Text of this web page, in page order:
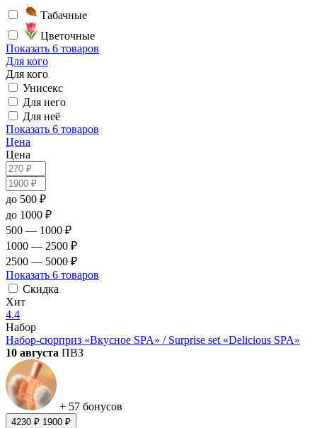
Табачные
Цветочные
Показать 6 товаров
Для кого
Для кого
Унисекс
Для него
Для неё
Показать 6 товаров
Цена
Цена
до 500 ₽
до 1000 ₽
500 — 1000 ₽
1000 — 2500 ₽
2500 — 5000 ₽
Показать 6 товаров
Скидка
Хит
4.4
Набор
Набор-сюрприз «Вкусное SPA» / Surprise set «Delicious SPA»
10 августа ПВЗ
+ 57 бонусов
4230 ₽ 1900 ₽